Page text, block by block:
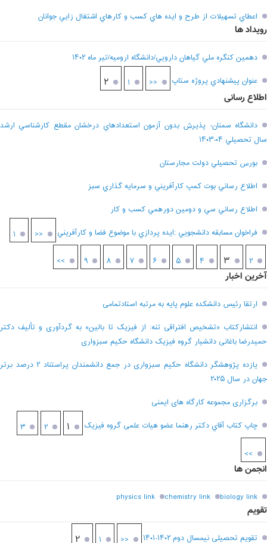
اعطاي تسهيلات از طرح و ايده هاي کسب و کارهاي اشتغال زايي جوانان
رویداد ها
دهمين کنگره ملي گياهان دارويي/دانشگاه اروميه/تير ماه ۱۴۰۲
عنوان پيشنهادي پروژه ستاپ
<< ۱ ۲
اطلاع رسانی
دانشگاه سمنان- پذيرش بدون آزمون استعدادهاي درخشان مقطع کارشناسي ارشد
سال تحصيلي ۰۴-۱۴۰۳
بورس تحصيلي دولت مجارستان
اطلاع رساني بوت کمپ کارآفريني و سرمايه گذاري سبز
اطلاع رساني سي و دومين دورهمي کسب و کار
فراخوان مسابقه دانشجويي ;ايده پردازي با موضوع فضا و کارآفريني
<< ۱
۲ ۳ ۴ ۵ ۶ ۷ ۸ ۹ >>
آخرین اخبار
ارتقا رئیس دانشکده علوم پایه به مرتبه استادتمامی
انتشارکتاب «تشخیص افتراقی تنه: از فیزیک تا بالین» به گردآوری و تألیف دکتر
حمیدرضا باغانی دانشیار گروه فیزیک دانشگاه حکیم سبزواری
یازده پژوهشگر دانشگاه حکیم سبزواری در جمع دانشمندان پراستناد ۲ درصد برتر
جهان در سال ۲۰۲۵
برگزاری مجموعه کارگاه های ایمنی
چاپ کتاب آقاي دکتر رهنما عضو هیات علمی گروه فیزیک
۱ ۲ ۳
>>
انجمن ها
biology link
chemistry link
physics link
تقویم
تقویم تحصیلی نیمسال دوم ۱۴۰۲-۱۴۰۱ << ۱ ۲